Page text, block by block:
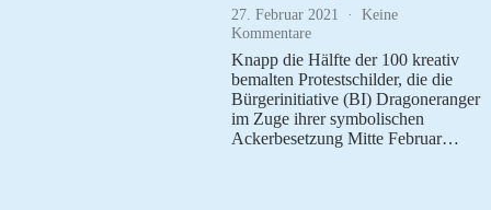
27. Februar 2021
Keine
Kommentarezu
Pressemitteilung
der
BI:
Diebstahl
–
Aktionsschilder
Knapp die Hälfte der 100 kreativ
bemalten Protestschilder, die die
Bürgerinitiative (BI) Dragoneranger
im Zuge ihrer symbolischen
Ackerbesetzung Mitte Februar…